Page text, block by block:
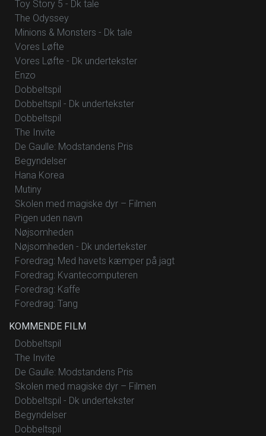
Toy Story 5 - Dk tale
The Odyssey
Minions & Monsters - Dk tale
Vores Løfte
Vores Løfte - Dk undertekster
Enzo
Dobbeltspil
Dobbeltspil - Dk undertekster
Dobbeltspil
The Invite
De Gaulle: Modstandens Pris
Begyndelser
Hana Korea
Mutiny
Skolen med magiske dyr – Filmen
Pigen uden navn
Nøjsomheden
Nøjsomheden - Dk undertekster
Foredrag: Med havets kæmper på jagt
Foredrag: Kvantecomputeren
Foredrag: Kaffe
Foredrag: Tang
KOMMENDE FILM
Dobbeltspil
The Invite
De Gaulle: Modstandens Pris
Skolen med magiske dyr – Filmen
Dobbeltspil - Dk undertekster
Begyndelser
Dobbeltspil